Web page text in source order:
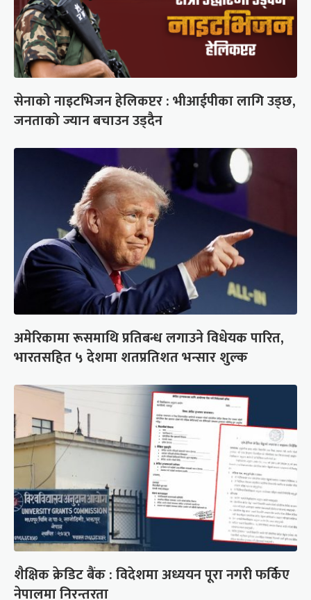
सेनाको नाइटभिजन हेलिकप्टर : भीआईपीका लागि उड्छ,
जनताको ज्यान बचाउन उड्दैन
अमेरिकामा रूसमाथि प्रतिबन्ध लगाउने विधेयक पारित,
भारतसहित ५ देशमा शतप्रतिशत भन्सार शुल्क
शैक्षिक क्रेडिट बैंक : विदेशमा अध्ययन पूरा नगरी फर्किए
नेपालमा निरन्तरता